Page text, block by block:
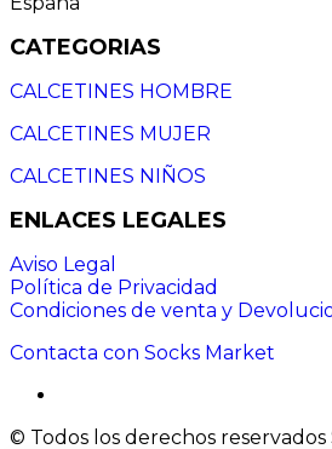
CATEGORIAS
CALCETINES HOMBRE
CALCETINES MUJER
CALCETINES NIÑOS
ENLACES LEGALES
Aviso Legal
Política de Privacidad
Condiciones de venta y
Contacta con Socks Market
© Todos los derechos reservados